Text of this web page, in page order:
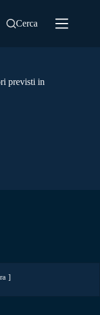
Cerca
previsti in